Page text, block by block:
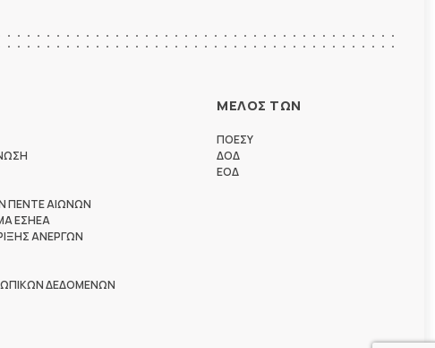
ΠΕΝΤΕ ΑΙΩΝΩΝ
ΕΣΗΕΑ
ΑΝΕΡΓΩΝ
ΔΕΔΟΜΕΝΩΝ
ΜΕΛΟΣ ΤΩΝ
ΠΟΕΣΥ
ΔΟΔ
ΕΟΔ